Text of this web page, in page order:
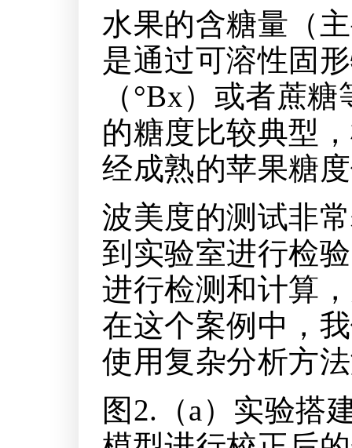
水果的含糖量（
是通过可溶性固
（°Bx）或者蔗
的糖度比较典型
经成熟的苹果糖
波美度的测试非
到实验室进行检
进行检测和计算
在这个案例中，
使用复杂分析方
图2.（a）实验搭